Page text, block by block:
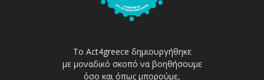
Το Act4greece δημιουργήθηκε
με μοναδικό σκοπό να βοηθήσουμε
όσο και όπως μπορούμε,